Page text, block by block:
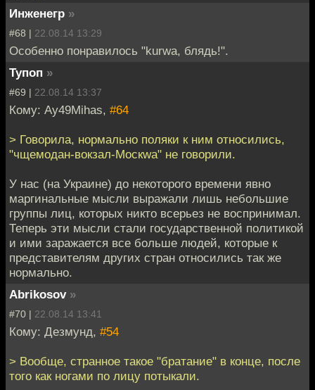
Инженегр »
#68 | 22.08.14 13:29
Особенно понравилось "kurwa, блядь!".
Тупоп »
#69 | 22.08.14 13:37
Кому: Ay49Mihas, #64
> Говорила, нормально поляки к ним относились,
"чщемодан-вокзал-Москwа" не говорили.
У нас (на Украине) до некоторого времени явно
маргинальные мысли выражали лишь небольшие
группы лиц, которых никто всерьез не воспринимал.
Теперь эти мысли стали государственной политикой
и ими заражается все больше людей, которые к
представителям других стран относились так же
нормально.
Abrikosov »
#70 | 22.08.14 13:41
Кому: Дезмунд, #54
> Вообще, странное такое "братание" в конце, после
того как ногами по лицу потыкали.